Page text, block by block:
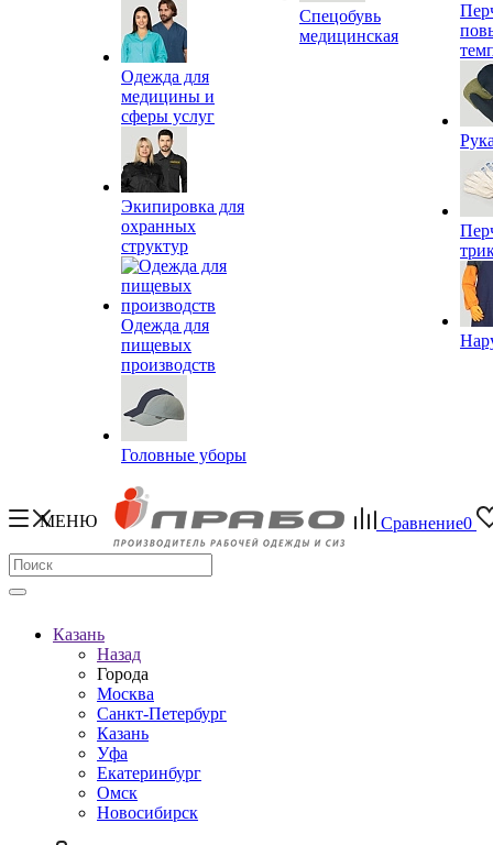
Одежда для
медицины и
сферы услуг
Экипировка для
охранных
структур
Одежда для
пищевых
производств
Головные уборы
Спецобувь
медицинская
МЕНЮ Сравнение0
Казань
Назад
Города
Москва
Санкт-Петербург
Казань
Уфа
Екатеринбург
Омск
Новосибирск